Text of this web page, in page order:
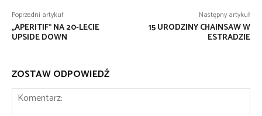
Poprzedni artykuł
„APERITIF” NA 20-LECIE
UPSIDE DOWN
Następny artykuł
15 URODZINY CHAINSAW W
ESTRADZIE
ZOSTAW ODPOWIEDŹ